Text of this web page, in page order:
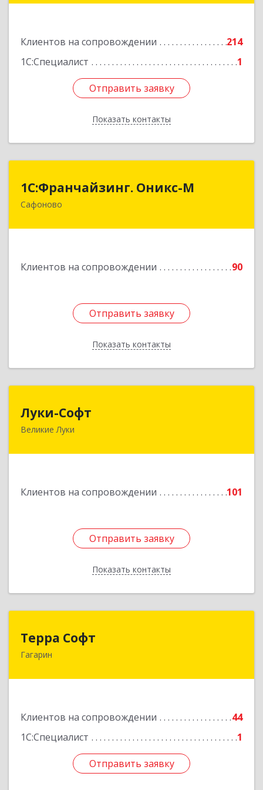
Клиентов на сопровождении
214
1С:Специалист
1
Отправить заявку
Показать контакты
Отправить заявку
Назад
1С:Франчайзинг. Оникс-М
Сафоново
Клиентов на сопровождении 90
Отправить заявку
Показать контакты
1С:Франчайзинг. Оникс-М
215500, Смоленская обл, Сафоновский р-н,
Отправить заявку
Назад
Луки-Софт
Великие Луки
Клиентов на сопровождении 101
Отправить заявку
Показать контакты
182113, Псковская обл, Великие Луки г,
Отправить заявку
Назад
Терра Софт
Гагарин
Клиентов на сопровождении
44
1С:Специалист
1
Отправить заявку
215010, Смоленская обл, Гагарин г, Ленина ул,
Отправить заявку